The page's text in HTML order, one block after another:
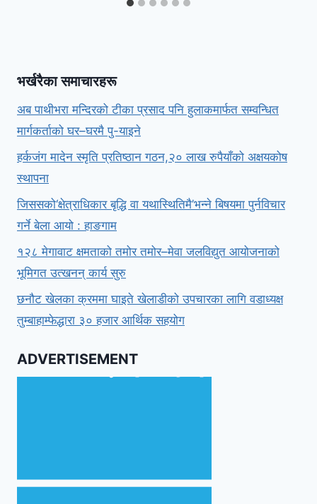
भर्खरैका समाचारहरू
अब पाथीभरा मन्दिरको टीका प्रसाद पनि हुलाकमार्फत सम्वन्धित
मार्गकर्ताको घर–घरमै पु-याइने
हर्कजंग मादेन स्मृति प्रतिष्ठान गठन,२० लाख रुपैयाँको अक्षयकोष
स्थापना
जिससको‘क्षेत्राधिकार बृद्धि वा यथास्थितिमै’भन्ने बिषयमा पुर्नविचार
गर्ने बेला आयो : हाङगाम
१२८ मेगावाट क्षमताको तमोर तमोर–मेवा जलविद्युत आयोजनाको
भूमिगत उत्खनन् कार्य सुरु
छनौट खेलका क्रममा घाइते खेलाडीको उपचारका लागि वडाध्यक्ष
तुम्बाहाम्फेद्धारा ३० हजार आर्थिक सहयोग
ADVERTISEMENT